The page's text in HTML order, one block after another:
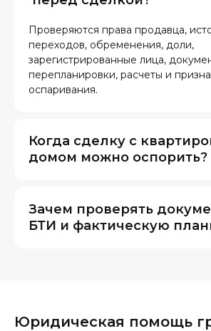
Проверяются права продавца,
переходов, обременения, доли,
зарегистрированные лица,
перепланировки, расчеты и
оспаривания.
Когда сделку с
домом можно оспорить?
Зачем проверять
БТИ и фактическую
Юридическая помощь